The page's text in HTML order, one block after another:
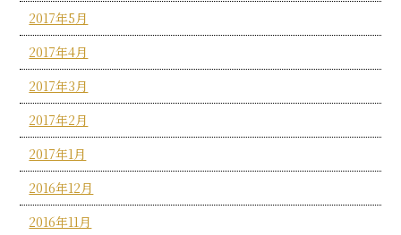
2017年5月
2017年4月
2017年3月
2017年2月
2017年1月
2016年12月
2016年11月